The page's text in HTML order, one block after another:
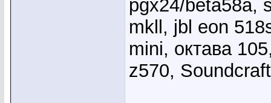
pgx24/beta58a,
mkll, jbl eon
mini, октава
z570,